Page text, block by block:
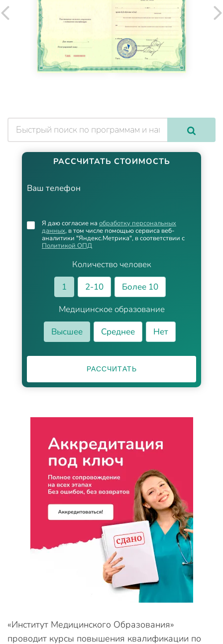
РАССЧИТАТЬ СТОИМОСТЬ
Ваш телефон
Количество человек
1
2-10
Более 10
Медицинское образование
Высшее
Среднее Нет
Я даю согласие на обработку персональных
данных, в том числе помощью сервиса веб-
аналитики "Яндекс.Метрика", в соответствии с
Политикой ОПД
РАССЧИТАТЬ
«Институт Медицинского Образования»
проводит курсы повышения квалификации по